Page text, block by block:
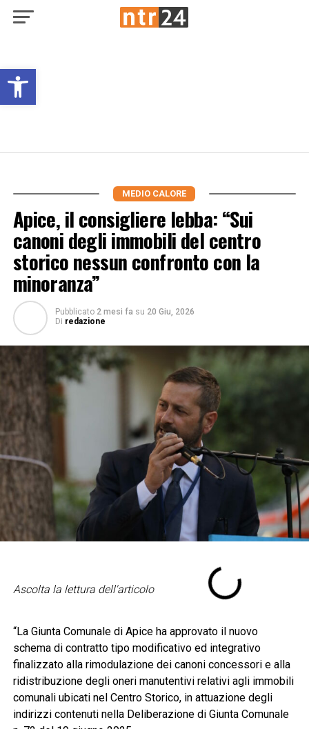
Open toolbar
MEDIO CALORE
Apice, il consigliere Iebba: “Sui
canoni degli immobili del centro
storico nessun confronto con la
minoranza”
Pubblicato 2 mesi fa su 20 Giu, 2026
Di redazione
Ascolta la lettura dell'articolo
“La Giunta Comunale di Apice ha approvato il nuovo
schema di contratto tipo modificativo ed integrativo
finalizzato alla rimodulazione dei canoni concessori e alla
ridistribuzione degli oneri manutentivi relativi agli immobili
comunali ubicati nel Centro Storico, in attuazione degli
indirizzi contenuti nella Deliberazione di Giunta Comunale